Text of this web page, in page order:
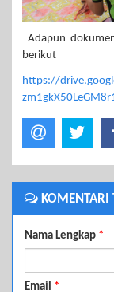
Adapun
berikut
https://
KOMENTARI
Nama Lengkap *
Email *